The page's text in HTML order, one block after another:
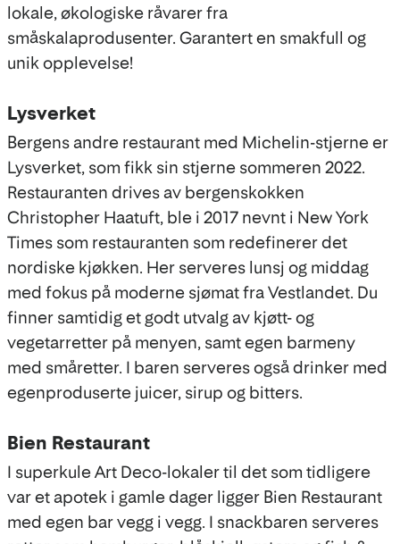
lokale, økologiske råvarer fra
småskalaprodusenter. Garantert en smakfull og
unik opplevelse!
Lysverket
Bergens andre restaurant med Michelin-stjerne er
Lysverket, som fikk sin stjerne sommeren 2022.
Restauranten drives av bergenskokken
Christopher Haatuft, ble i 2017 nevnt i New York
Times som restauranten som redefinerer det
nordiske kjøkken. Her serveres lunsj og middag
med fokus på moderne sjømat fra Vestlandet. Du
finner samtidig et godt utvalg av kjøtt- og
vegetarretter på menyen, samt egen barmeny
med småretter. I baren serveres også drinker med
egenproduserte juicer, sirup og bitters.
Bien Restaurant
I superkule Art Deco-lokaler til det som tidligere
var et apotek i gamle dager ligger Bien Restaurant
med egen bar vegg i vegg. I snackbaren serveres